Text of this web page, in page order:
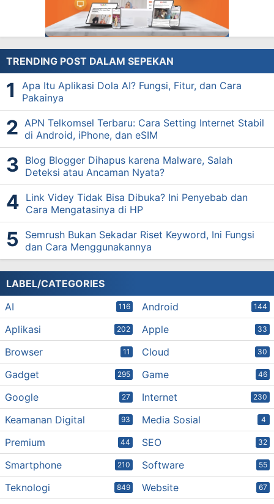
TRENDING POST DALAM SEPEKAN
Apa Itu Aplikasi Dola AI? Fungsi, Fitur, dan Cara
Pakainya
APN Telkomsel Terbaru: Cara Setting Internet Stabil
di Android, iPhone, dan eSIM
Blog Blogger Dihapus karena Malware, Salah
Deteksi atau Ancaman Nyata?
Link Videy Tidak Bisa Dibuka? Ini Penyebab dan
Cara Mengatasinya di HP
Semrush Bukan Sekadar Riset Keyword, Ini Fungsi
dan Cara Menggunakannya
LABEL/CATEGORIES
AI
116 Android 144
Aplikasi 202 Apple 33
Browser 11 Cloud 30
Gadget 295 Game 46
Google 27 Internet 230
Keamanan Digital 93 Media Sosial 4
Premium 44 SEO 32
Smartphone 210 Software 55
Teknologi 849 Website 67